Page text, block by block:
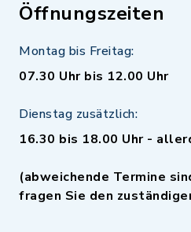
Öffnungszeiten
Montag bis Freitag:
07.30 Uhr bis 12.00 Uhr
Dienstag zusätzlich:
16.30 bis 18.00 Uhr -
(abweichende Termine
fragen Sie den